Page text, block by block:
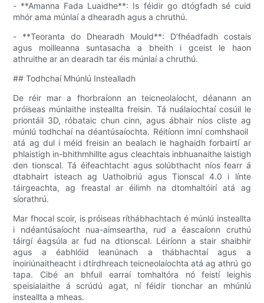
- **Amanna Fada Luaidhe**: Is féidir go dtógfadh sé cuid
mhór ama múnlaí a dhearadh agus a chruthú.
- **Teoranta do Dhearadh Mould**: D’fhéadfadh costais
agus moilleanna suntasacha a bheith i gceist le haon
athruithe ar an dearadh tar éis múnlaí a chruthú.
## Todhchaí Mhúnlú Instealladh
De réir mar a fhorbraíonn an teicneolaíocht, déanann an
próiseas múnlaithe insteallta freisin. Tá nuálaíochtaí cosúil le
priontáil 3D, róbataic chun cinn, agus ábhair níos cliste ag
múnlú todhchaí na déantúsaíochta. Réitíonn imní comhshaoil ​​
atá ag dul i méid freisin an bealach le haghaidh forbairtí ar
phlaistigh in-bhithmhillte agus cleachtais inbhuanaithe laistigh
den tionscal. Tá éifeachtacht agus solúbthacht níos fearr á
dtabhairt isteach ag Uathoibriú agus Tionscal 4.0 i línte
táirgeachta, ag freastal ar éilimh na dtomhaltóirí atá ag
síorathrú.
Mar fhocal scoir, is próiseas ríthábhachtach é múnlú insteallta
i ndéantúsaíocht nua-aimseartha, rud a éascaíonn cruthú
táirgí éagsúla ar fud na dtionscal. Léiríonn a stair shaibhir
agus a éabhlóid leanúnach a thábhachtaí agus a
inoiriúnaitheacht i dtírdhreach teicneolaíochta atá ag athrú go
tapa. Cibé an bhfuil earraí tomhaltóra nó feistí leighis
speisialaithe á scrúdú agat, ní féidir tionchar an mhúnlú
insteallta a mheas.